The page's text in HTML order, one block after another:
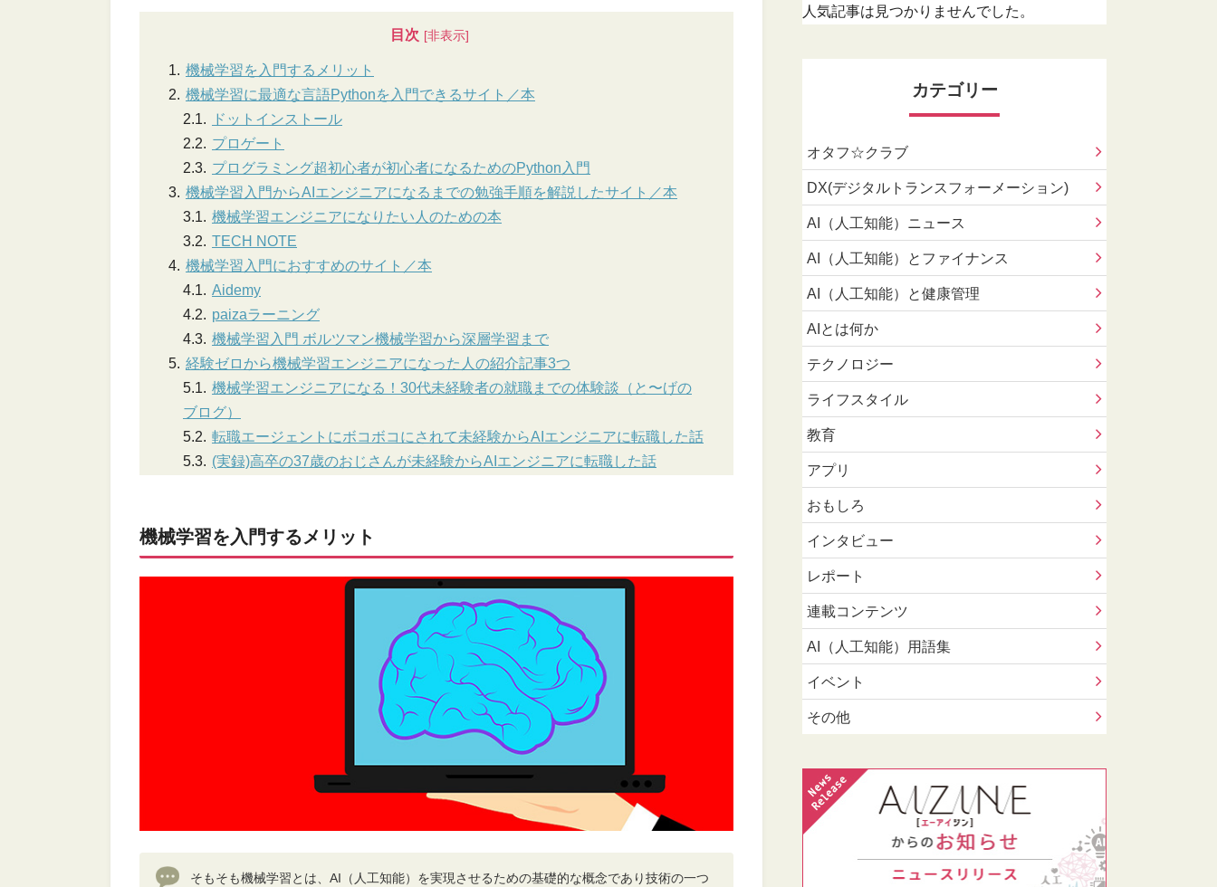
目次
機械学習を入門するメリット
機械学習に最適な言語Pythonを入門できるサイト／本
ドットインストール
プロゲート
プログラミング超初心者が初心者になるためのPython入門
機械学習入門からAIエンジニアになるまでの勉強手順を解説したサイト／本
機械学習エンジニアになりたい人のための本
TECH NOTE
機械学習入門におすすめのサイト／本
Aidemy
paizaラーニング
機械学習入門 ボルツマン機械学習から深層学習まで
経験ゼロから機械学習エンジニアになった人の紹介記事3つ
機械学習エンジニアになる！30代未経験者の就職までの体験談（と〜げの
ブログ）
転職エージェントにボコボコにされて未経験からAIエンジニアに転職した話
(実録)高卒の37歳のおじさんが未経験からAIエンジニアに転職した話
機械学習を入門するメリット
そもそも機械学習とは、AI（人工知能）を実現させるための基礎的な概念であり技術の一つ
人気記事は見つかりませんでした。
カテゴリー
オタフ☆クラブ
DX(デジタルトランスフォーメーション)
AI（人工知能）ニュース
AI（人工知能）とファイナンス
AI（人工知能）と健康管理
AIとは何か
テクノロジー
ライフスタイル
教育
アプリ
おもしろ
インタビュー
レポート
連載コンテンツ
AI（人工知能）用語集
イベント
その他